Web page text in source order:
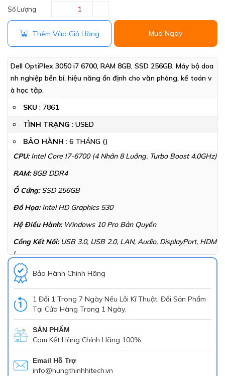
Số Lượng
Thêm Vào Giỏ Hàng Mua Ngay
Dell OptiPlex 3050 i7 6700, RAM 8GB, SSD 256GB. Máy bộ doa
nh nghiệp bền bỉ, hiệu năng ổn định cho văn phòng, kế toán v
à học tập.
SKU : 7861
TÌNH TRẠNG : USED
BẢO HÀNH : 6 THÁNG ()
CPU:Intel Core I7-6700 (4 Nhân 8 Luồng, Turbo Boost 4.0GHz)
RAM:8GB DDR4
Ổ Cứng:SSD 256GB
Đồ Họa:Intel HD Graphics 530
Hệ Điều Hành:Windows 10 Pro Bản Quyền
Cổng Kết Nối:USB 3.0, USB 2.0, LAN, Audio, DisplayPort, HDM
I
Thiết Kế:Nhỏ Gọn, Chắc Chắn, Tiết Kiệm Không Gian Làm Việ
C, Phù Hợp Văn Phòng Và Doanh Nghiệp
Bảo Hành Chính Hãng
1 Đổi 1 Trong 7 Ngày Nếu Lỗi Kĩ Thuật, Đổi Sản Phẩm
Tại Cửa Hàng Trong 1 Ngày.
SẢN PHẨM
Cam Kết Hàng Chính Hãng 100%
Email Hỗ Trợ
info@hungthinhhitech.vn